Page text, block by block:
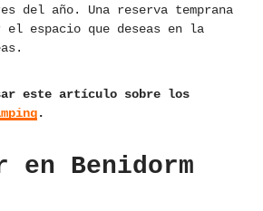
del año. Una reserva temprana
espacio que deseas en la
este artículo sobre los
.
en Benidorm